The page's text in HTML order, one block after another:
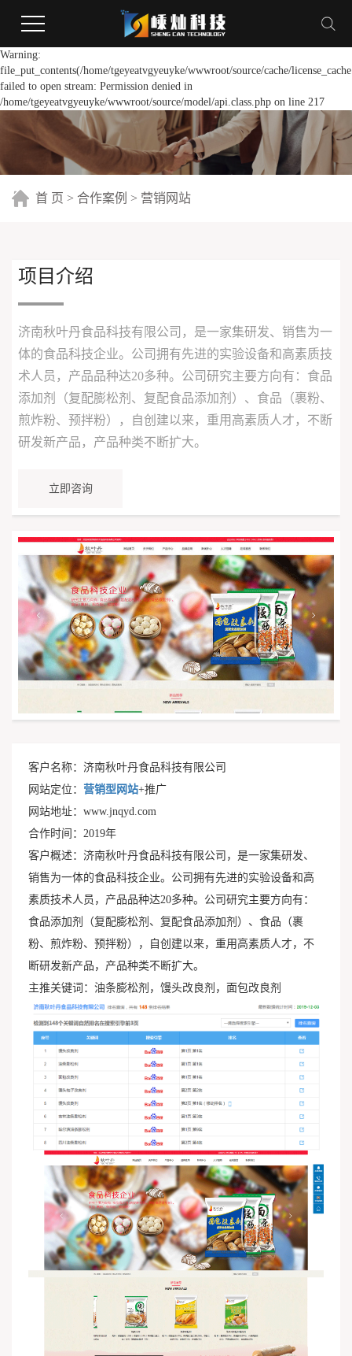
Warning:
file_put_contents(/home/tgeyeatvgyeuyke/wwwroot/source/cache/
failed to open stream: Permission denied in
/home/tgeyeatvgyeuyke/wwwroot/source/model/api.class.php on line 217
首 页 > 合作案例 > 营销网站
项目介绍
济南秋叶丹食品科技有限公司，是一家集研发、销售为一
体的食品科技企业。公司拥有先进的实验设备和高素质技
术人员，产品品种达20多种。公司研究主要方向有：食品
添加剂（复配膨松剂、复配食品添加剂）、食品（裹粉、
煎炸粉、预拌粉），自创建以来，重用高素质人才，不断
研发新产品，产品种类不断扩大。
立即咨询
客户名称：济南秋叶丹食品科技有限公司
网站定位： 营销型网站+推广
网站地址：www.jnqyd.com
合作时间：2019年
客户概述：济南秋叶丹食品科技有限公司，是一家集研发、
销售为一体的食品科技企业。公司拥有先进的实验设备和高
素质技术人员，产品品种达20多种。公司研究主要方向有：
食品添加剂（复配膨松剂、复配食品添加剂）、食品（裹
粉、煎炸粉、预拌粉），自创建以来，重用高素质人才，不
断研发新产品，产品种类不断扩大。
主推关键词：油条膨松剂，馒头改良剂，面包改良剂